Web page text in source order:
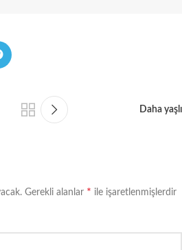
Daha yaşlı
Gerekli alanlar * ile işaretlenmişlerdir